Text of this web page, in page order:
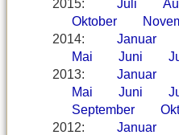
2015: Juli
Oktober
2014: Januar
Mai
Juni
2013: Januar
Mai
Juni
September
2012: Januar